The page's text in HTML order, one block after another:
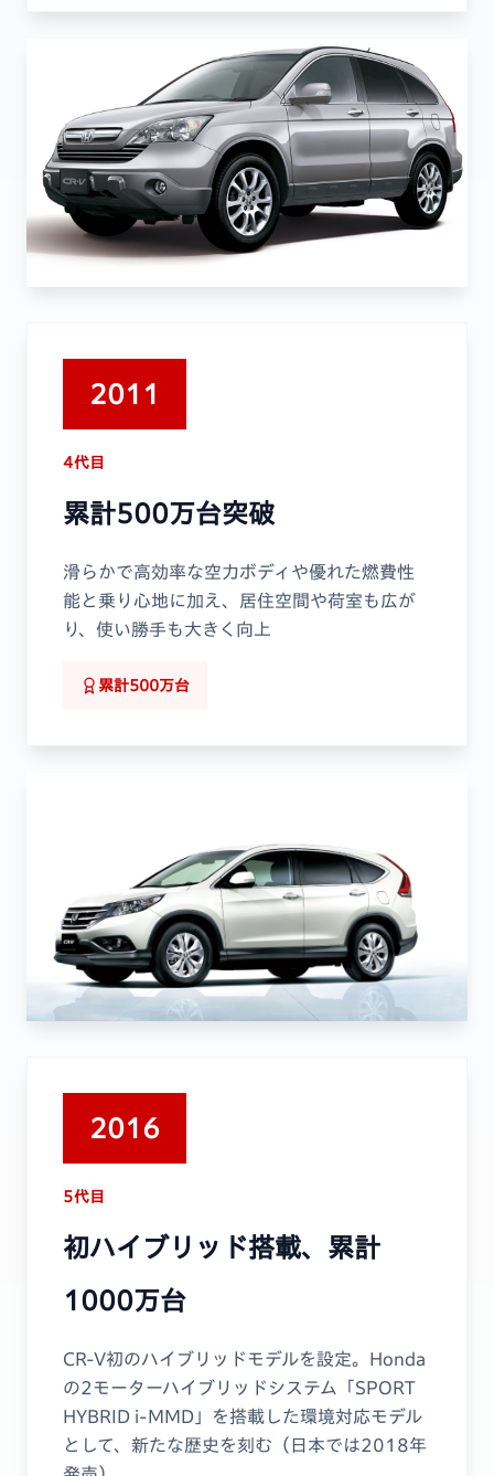
2011
4代目
累計500万台突破
滑らかで高効率な空力ボディや優れた燃費性
能と乗り心地に加え、居住空間や荷室も広が
り、使い勝手も大きく向上
累計500万台
2016
5代目
初ハイブリッド搭載、累計
1000万台
CR-V初のハイブリッドモデルを設定。Honda
の2モーターハイブリッドシステム「SPORT
HYBRID i-MMD」を搭載した環境対応モデル
として、新たな歴史を刻む（日本では2018年